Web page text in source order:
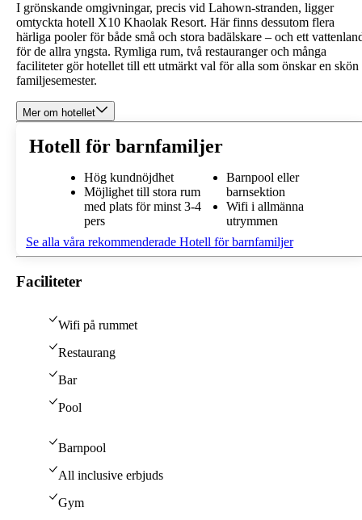
I grönskande omgivningar, precis vid Lahown-stranden, ligger
omtyckta hotell X10 Khaolak Resort. Här finns dessutom flera
härliga pooler för både små och stora badälskare – och ett
för de allra yngsta. Rymliga rum, två restauranger och många
faciliteter gör hotellet till ett utmärkt val för alla som önskar en skön
familjesemester.
Mer om hotellet
Hotell för barnfamiljer
Hög kundnöjdhet
Möjlighet till stora rum
med plats för minst 3-4
pers
Barnpool eller
barnsektion
Wifi i allmänna
utrymmen
Se alla våra rekommenderade Hotell för barnfamiljer
Faciliteter
Wifi på rummet
Restaurang
Bar
Pool
Barnpool
All inclusive erbjuds
Gym